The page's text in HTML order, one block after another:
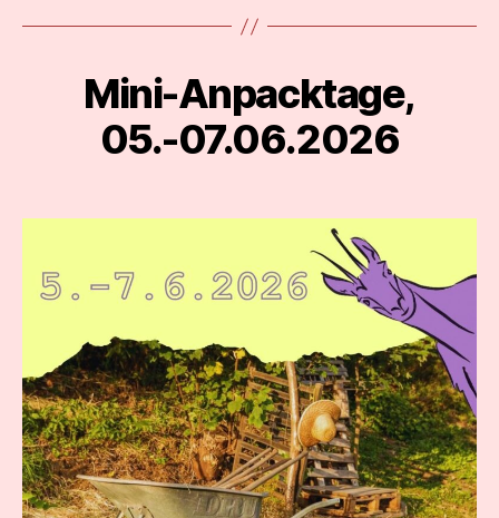
Categories
Mini-Anpacktage,
05.-07.06.2026